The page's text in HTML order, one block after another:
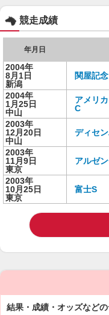
競走成績
年月日
2004年
8月1日
新潟
関屋記念
2004年
1月25日
中山
アメリ
C
2003年
12月20日
中山
ディセ
2003年
11月9日
東京
アルゼ
2003年
10月25日
東京
富士S
結果・成績・オッズなど